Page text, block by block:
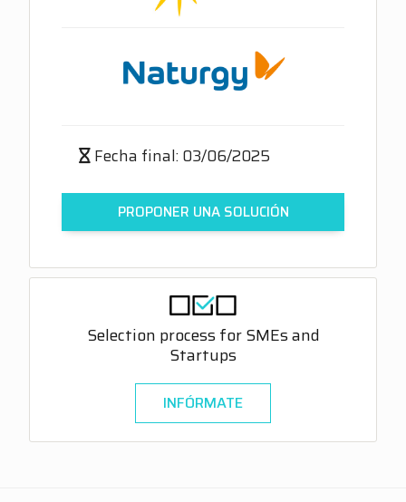
Fecha final: 03/06/2025
PROPONER UNA SOLUCIÓN
Selection process for SMEs and
Startups
INFÓRMATE